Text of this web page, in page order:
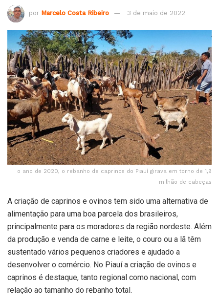
por Marcelo Costa Ribeiro 3 de maio de 2022
o ano de 2020, o rebanho de caprinos do Piauí girava em torno de 1,9
milhão de cabeças
A criação de caprinos e ovinos tem sido uma alternativa de
alimentação para uma boa parcela dos brasileiros,
principalmente para os moradores da região nordeste. Além
da produção e venda de carne e leite, o couro ou a lã têm
sustentado vários pequenos criadores e ajudado a
desenvolver o comércio. No Piauí a criação de ovinos e
caprinos é destaque, tanto regional como nacional, com
relação ao tamanho do rebanho total.